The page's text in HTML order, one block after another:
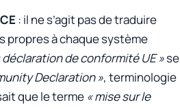
: il ne s’agit pas de traduire
propres à chaque système
déclaration de conformité UE »se
Declaration », terminologie
que le terme « mise sur le